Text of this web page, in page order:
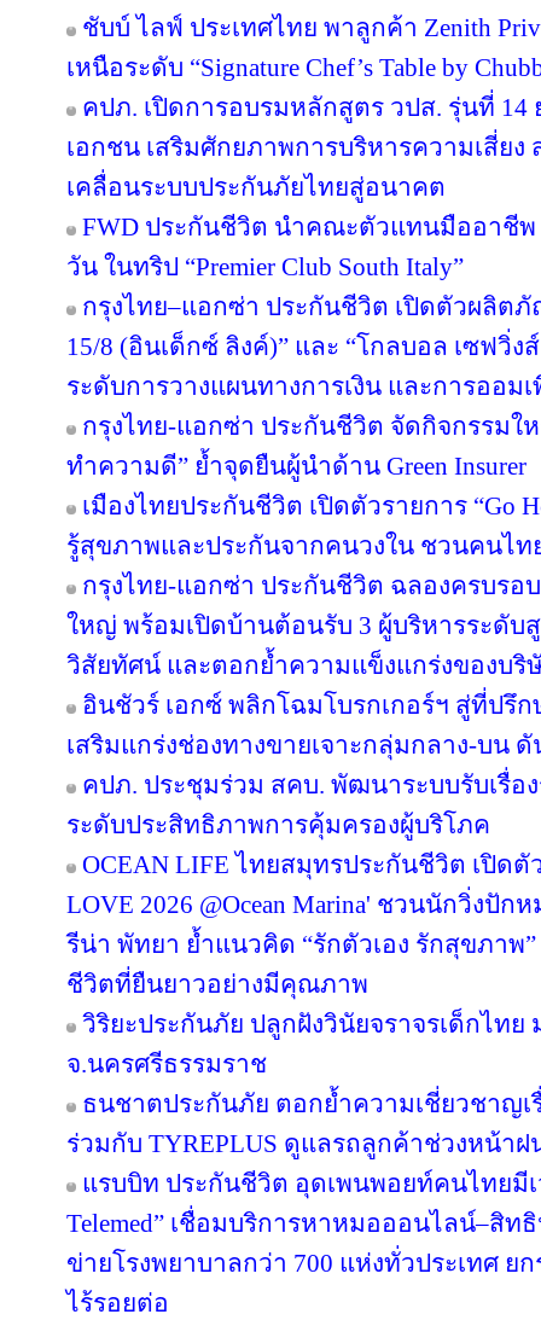
ชับบ์ ไลฟ์ ประเทศไทย พาลูกค้า Zenith
เหนือระดับ “Signature Chef’s Table by
คปภ. เปิดการอบรมหลักสูตร วปส. รุ่นที่ 14
เอกชน เสริมศักยภาพการบริหารความเสี่ยง ส
เคลื่อนระบบประกันภัยไทยสู่อนาคต
FWD ประกันชีวิต นำคณะตัวแทนมืออาชี
วัน ในทริป “Premier Club South Italy”
กรุงไทย–แอกซ่า ประกันชีวิต เปิดตัวผลิต
15/8 (อินเด็กซ์ ลิงค์)” และ “โกลบอล เซฟวิ่ง
ระดับการวางแผนทางการเงิน และการออม
กรุงไทย-แอกซ่า ประกันชีวิต จัดกิจกรรมใ
ทำความดี” ย้ำจุดยืนผู้นำด้าน Green Insurer
เมืองไทยประกันชีวิต เปิดตัวรายการ “Go
รู้สุขภาพและประกันจากคนวงใน ชวนคนไ
กรุงไทย-แอกซ่า ประกันชีวิต ฉลองครบรอบ
ใหญ่ พร้อมเปิดบ้านต้อนรับ 3 ผู้บริหารระดับ
วิสัยทัศน์ และตอกย้ำความแข็งแกร่งของบริ
อินชัวร์ เอกซ์ พลิกโฉมโบรกเกอร์ฯ สู่ที่ป
เสริมแกร่งช่องทางขายเจาะกลุ่มกลาง-บน
คปภ. ประชุมร่วม สคบ. พัฒนาระบบรับเรื่อ
ระดับประสิทธิภาพการคุ้มครองผู้บริโภค
OCEAN LIFE ไทยสมุทรประกันชีวิต เปิดตั
LOVE 2026 @Ocean Marina' ชวนนักวิ่งปั
รีน่า พัทยา ย้ำแนวคิด “รักตัวเอง รักสุขภาพ
ชีวิตที่ยืนยาวอย่างมีคุณภาพ
วิริยะประกันภัย ปลูกฝังวินัยจราจรเด็กไท
จ.นครศรีธรรมราช
ธนชาตประกันภัย ตอกย้ำความเชี่ยวชาญเ
ร่วมกับ TYREPLUS ดูแลรถลูกค้าช่วงหน้า
แรบบิท ประกันชีวิต อุดเพนพอยท์คนไทยมีเ
Telemed” เชื่อมบริการหาหมอออนไลน์–สิ
ข่ายโรงพยาบาลกว่า 700 แห่งทั่วประเทศ
ไร้รอยต่อ